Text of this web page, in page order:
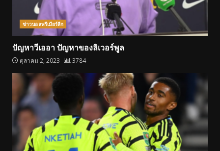
ข่าวบอลพรีเมียร์ลีก
ปัญหาวีเออา ปัญหาของลิเวอร์พูล
ตุลาคม 2, 2023 3784